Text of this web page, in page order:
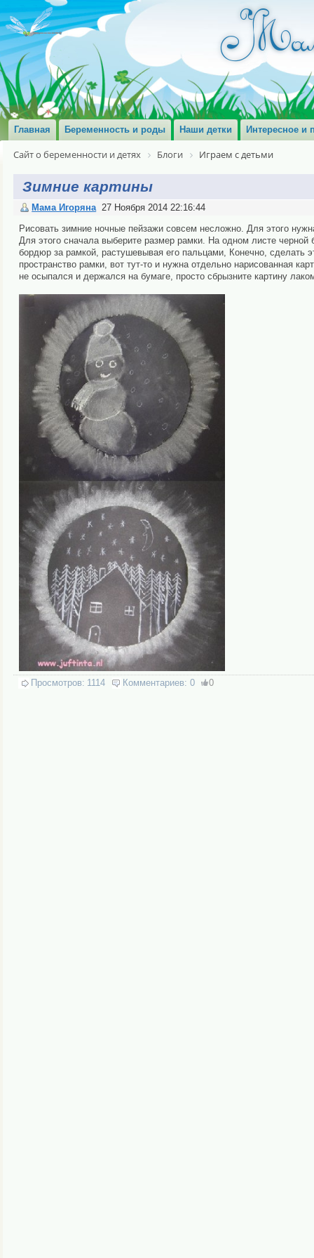
Главная Беременность и роды Наши детки Интересное и
Сайт о беременности и детях Блоги Играем с детьми
Зимние картины
Мама Игоряна 27 Ноября 2014 22:16:44
Рисовать зимние ночные пейзажи совсем несложно. Для этого
Для этого сначала выберите размер рамки. На одном листе черной
бордюр за рамкой, растушевывая его пальцами, Конечно, сделать
пространство рамки, вот тут-то и нужна отдельно нарисованная
не осыпался и держался на бумаге, просто сбрызните картину
Просмотров: 1114 Комментариев: 0 0